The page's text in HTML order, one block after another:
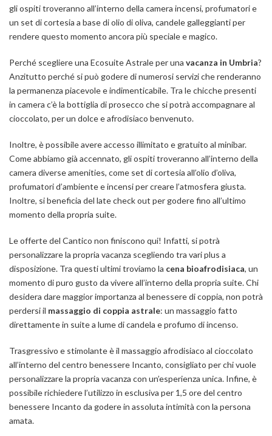
gli ospiti troveranno all’interno della camera incensi, profumatori e
un set di cortesia a base di olio di oliva, candele galleggianti per
rendere questo momento ancora più speciale e magico.
Perché scegliere una Ecosuite Astrale per una vacanza in Umbria?
Anzitutto perché si può godere di numerosi servizi che renderanno
la permanenza piacevole e indimenticabile. Tra le chicche presenti
in camera c’è la bottiglia di prosecco che si potrà accompagnare al
cioccolato, per un dolce e afrodisiaco benvenuto.
Inoltre, è possibile avere accesso illimitato e gratuito al minibar.
Come abbiamo già accennato, gli ospiti troveranno all’interno della
camera diverse amenities, come set di cortesia all’olio d’oliva,
profumatori d’ambiente e incensi per creare l’atmosfera giusta.
Inoltre, si beneficia del late check out per godere fino all’ultimo
momento della propria suite.
Le offerte del Cantico non finiscono qui! Infatti, si potrà
personalizzare la propria vacanza scegliendo tra vari plus a
disposizione. Tra questi ultimi troviamo la cena bioafrodisiaca, un
momento di puro gusto da vivere all’interno della propria suite. Chi
desidera dare maggior importanza al benessere di coppia, non potrà
perdersi il massaggio di coppia astrale: un massaggio fatto
direttamente in suite a lume di candela e profumo di incenso.
Trasgressivo e stimolante è il massaggio afrodisiaco al cioccolato
all’interno del centro benessere Incanto, consigliato per chi vuole
personalizzare la propria vacanza con un’esperienza unica. Infine, è
possibile richiedere l’utilizzo in esclusiva per 1,5 ore del centro
benessere Incanto da godere in assoluta intimità con la persona
amata.